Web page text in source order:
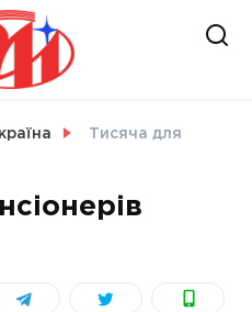
Тисяча для